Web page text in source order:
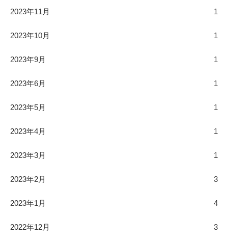
2023年11月 1
2023年10月 1
2023年9月 1
2023年6月 1
2023年5月 1
2023年4月 1
2023年3月 1
2023年2月 3
2023年1月 4
2022年12月 3